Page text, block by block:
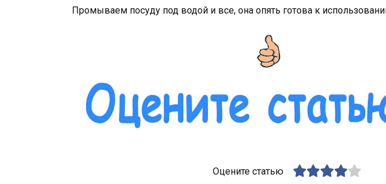
Промываем посуду под водой и все, она опять готова к
Оцените статью